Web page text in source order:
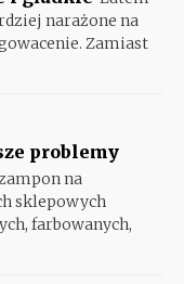
narażone na
Zamiast
problemy
na
sklepowych
farbowanych,